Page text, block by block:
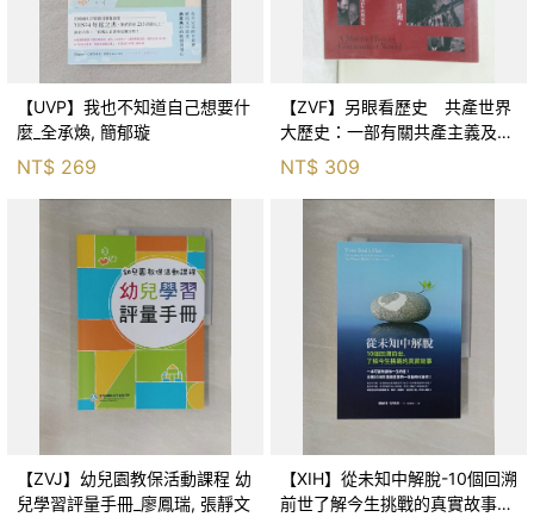
【UVP】我也不知道自己想要什
麼_全承煥, 簡郁璇
NT$ 269
【ZVF】另眼看歷史 共產世界
大歷史：一部有關共產主義及共
產黨兩百年的興衰史_呂正理
NT$ 309
【ZVJ】幼兒園教保活動課程 幼
兒學習評量手冊_廖鳳瑞, 張靜文
【XIH】從未知中解脫-10個回溯
前世了解今生挑戰的真實故事_